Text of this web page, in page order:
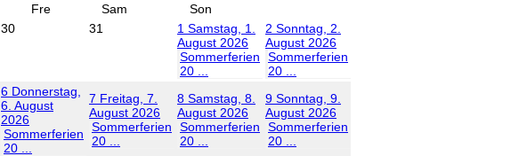
Fre Sam
Son
30 31 1 Samstag, 1.
August 2026
Sommerferien
20 ...
2 Sonntag, 2.
August 2026
Sommerferien
20 ...
6 Donnerstag,
6. August
2026
Sommerferien
20 ...
7 Freitag, 7.
August 2026
Sommerferien
20 ...
8 Samstag, 8.
August 2026
Sommerferien
20 ...
9 Sonntag, 9.
August 2026
Sommerferien
20 ...